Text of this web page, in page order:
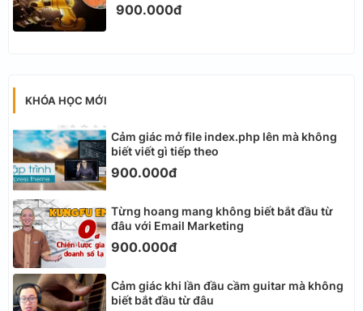
900.000đ
KHÓA HỌC MỚI
Cảm giác mở file index.php lên mà không
biết viết gì tiếp theo
900.000đ
Từng hoang mang không biết bắt đầu từ
đâu với Email Marketing
900.000đ
Cảm giác khi lần đầu cầm guitar mà không
biết bắt đầu từ đâu